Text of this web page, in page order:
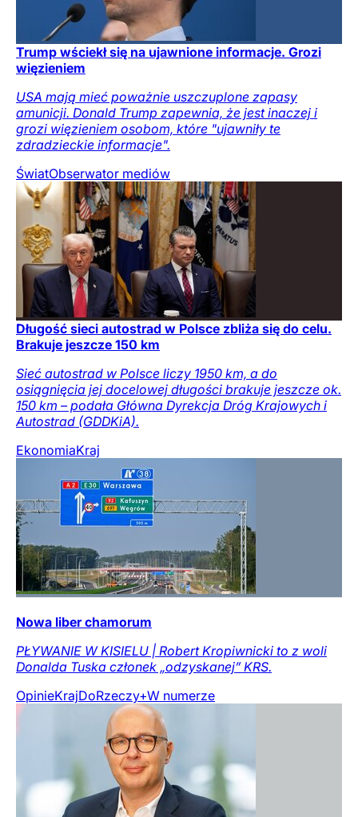
Trump wściekł się na ujawnione informacje. Grozi
więzieniem
USA mają mieć poważnie uszczuplone zapasy
amunicji. Donald Trump zapewnia, że jest inaczej i
grozi więzieniem osobom, które "ujawniły te
zdradzieckie informacje".
ŚwiatObserwator mediów
Długość sieci autostrad w Polsce zbliża się do celu.
Brakuje jeszcze 150 km
Sieć autostrad w Polsce liczy 1950 km, a do
osiągnięcia jej docelowej długości brakuje jeszcze ok.
150 km – podała Główna Dyrekcja Dróg Krajowych i
Autostrad (GDDKiA).
EkonomiaKraj
Nowa liber chamorum
PŁYWANIE W KISIELU | Robert Kropiwnicki to z woli
Donalda Tuska członek „odzyskanej” KRS.
OpinieKrajDoRzeczy+W numerze